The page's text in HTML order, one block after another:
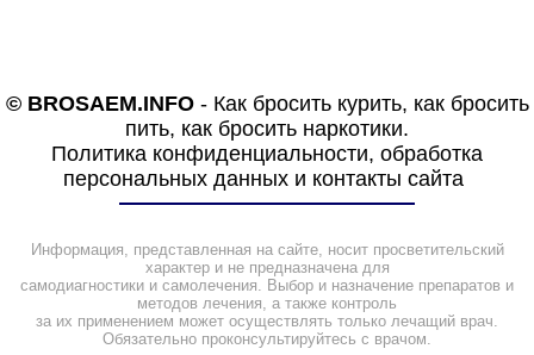
© BROSAEM.INFO- Как бросить курить, как бросить
пить, как бросить наркотики.
Политика конфиденциальности, обработка
персональных данных и контакты сайта
Информация, представленная на сайте, носит просветительский
характер и не предназначена для
самодиагностики и самолечения. Выбор и назначение препаратов и
методов лечения, а также контроль
за их применением может осуществлять только лечащий врач.
Обязательно проконсультируйтесь с врачом.